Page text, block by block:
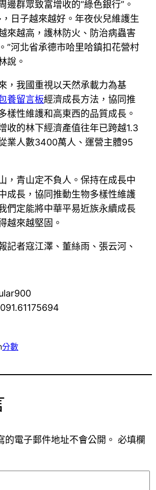
邊群眾致富增收的“綠色銀行”。
日子越來越好。年夜伙兒維護生
來越高，護林防火、防治病蟲害
”河北省承德市哈里哈鎮扣花營村
說。
，我國重視以天然承載力為基
養留言板經濟成長方法，協同推
樣性維護和高東西的品質成長。
收的林下經濟產值往年已跨越1.3
業人數3400萬人、運營主體95
，青山定不負人。保持在成長中
成長，協同推動生物多樣性維護
們定能將中華平易近族永續成長
越來越堅固。
記者寇江澤、董絲雨、張云河、
分數
的電子郵件地址不會公開。 必填欄